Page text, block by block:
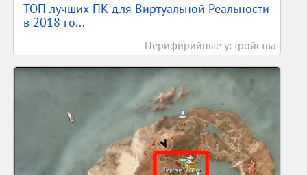
ТОП лучших ПК для Виртуальной Реальности
в 2018 го...
Перифирийные устройства